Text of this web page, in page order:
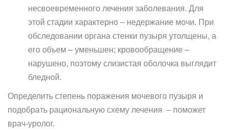
несвоевременного лечения заболевания. Для
этой стадии характерно – недержание мочи. При
обследовании органа стенки пузыря утолщены, а
его объем – уменьшен; кровообращение –
нарушено, поэтому слизистая оболочка выглядит
бледной.
Определить степень поражения мочевого пузыря и
подобрать рациональную схему лечения – поможет
врач-уролог.